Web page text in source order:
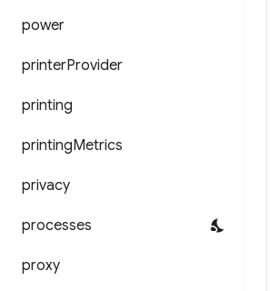
power
printerProvider
printing
printingMetrics
privacy
processes
proxy